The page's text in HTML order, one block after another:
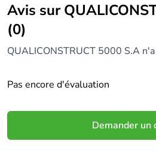
Avis sur QUALICONSTRUCT 5000 S.A
(0)
QUALICONSTRUCT 5000 S.A
Pas encore d'évaluation
Demander un